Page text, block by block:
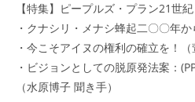
【特集】ピープルズ・プラン21世紀
・クナシリ・メナシ蜂起二〇〇年か
・今こそアイヌの権利の確立を！（
・ビジョンとしての脱原発法案：
（水原博子 聞き手）